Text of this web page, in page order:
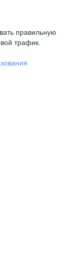
правильную
трафик.